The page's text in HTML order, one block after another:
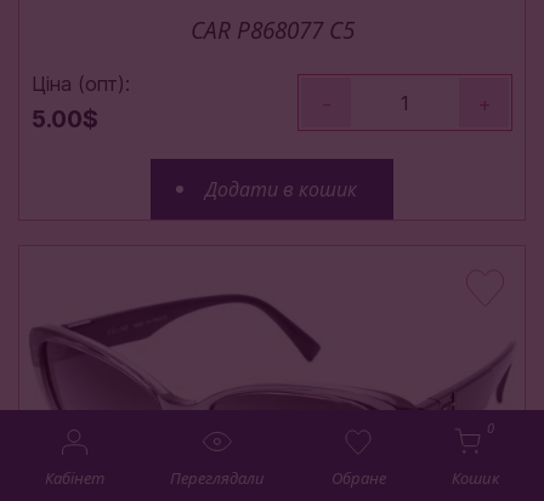
CAR P868077 C5
Ціна (опт):
5.00$
- +
Додати в кошик
Кабінет Переглядали Обране
0
Кошик